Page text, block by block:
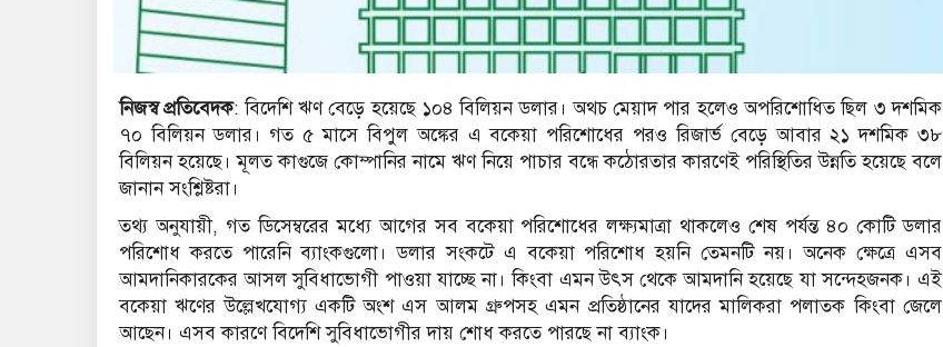
নিজস্ব প্রতিবেদক: বিদেশি ঋণ বেড়ে হয়েছে ১০৪ বিলিয়ন ডলার। অথচ মেয়াদ পার হলেও অপরিশোধিত ছিল ৩ দশমিক
৭০ বিলিয়ন ডলার। গত ৫ মাসে বিপুল অঙ্কের এ বকেয়া পরিশোধের পরও রিজার্ভ বেড়ে আবার ২১ দশমিক ৩৮
বিলিয়ন হয়েছে। মূলত কাগুজে কোম্পানির নামে ঋণ নিয়ে পাচার বন্ধে কঠোরতার কারণেই পরিস্থিতির উন্নতি হয়েছে বলে
জানান সংশ্লিষ্টরা।
তথ্য অনুযায়ী, গত ডিসেম্বরের মধ্যে আগের সব বকেয়া পরিশোধের লক্ষ্যমাত্রা থাকলেও শেষ পর্যন্ত ৪০ কোটি ডলার
পরিশোধ করতে পারেনি ব্যাংকগুলো। ডলার সংকটে এ বকেয়া পরিশোধ হয়নি তেমনটি নয়। অনেক ক্ষেত্রে এসব
আমদানিকারকের আসল সুবিধাভোগী পাওয়া যাচ্ছে না। কিংবা এমন উৎস থেকে আমদানি হয়েছে যা সন্দেহজনক। এই
বকেয়া ঋণের উল্লেখযোগ্য একটি অংশ এস আলম গ্রুপসহ এমন প্রতিষ্ঠানের যাদের মালিকরা পলাতক কিংবা জেলে
আছেন। এসব কারণে বিদেশি সুবিধাভোগীর দায় শোধ করতে পারছে না ব্যাংক।